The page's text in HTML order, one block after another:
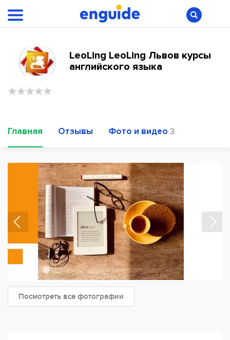
LeoLing LeoLing Львов курсы
английского языка
Главная Отзывы Фото и видео 3
Посмотреть все фотографии